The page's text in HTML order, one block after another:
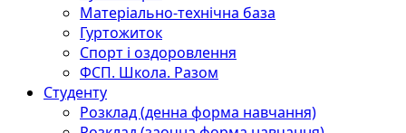
Матеріально-технічна база
Гуртожиток
Спорт і оздоровлення
ФСП. Школа. Разом
Студенту
Розклад (денна форма навчання)